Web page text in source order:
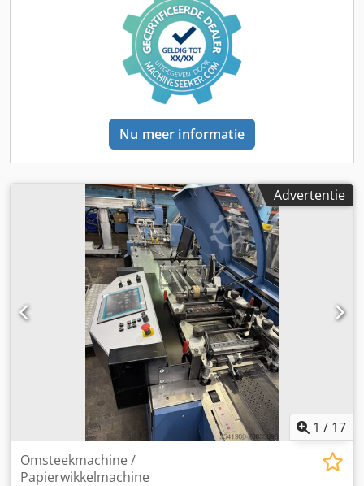
Nu meer informatie
Advertentie
1 / 17
Omsteekmachine /
Papierwikkelmachine